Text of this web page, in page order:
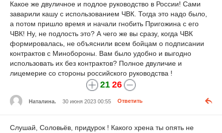
Какое же двуличное и подлое руководство в России! Сами
заварили кашу с использованием ЧВК. Тогда это надо было,
а потом пришло время и начали гнобить Пригожина с его
ЧВК! Ну, не подлость это? А чего же вы сразу, когда ЧВК
формировалась, не объяснили всем бойцам о подписании
контрактов с Минобороны. Вам было удобно и выгодно
использовать их без контрактов? Полное двуличие и
лицемерие со стороны российского руководства !
21 26
Наталина. 30 июня 2023 00:55 Ответить
Слушай, Соловьёв, придурок ! Какого хрена ты опять не